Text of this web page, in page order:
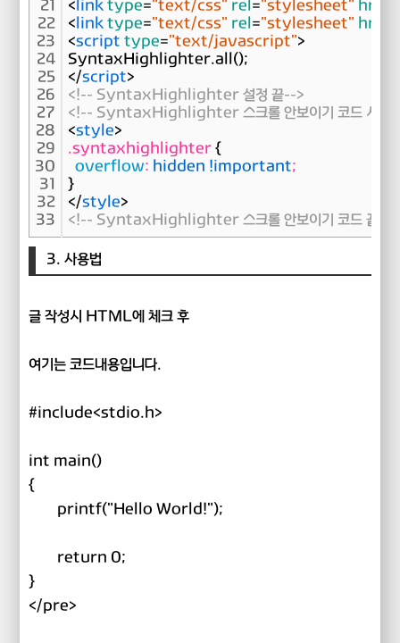
21
22
23
24
25
26
27
28
29
30
31
32
33
< link type="text/css" rel ="stylesheet" href
< link type="text/css" rel ="stylesheet" href
<script type="text/javascript">
SyntaxHighlighter.all();
</script>
<!-- SyntaxHighlighter 설정 끝-->
<!-- SyntaxHighlighter 스크롤 안보이기 코드 시작
<style>
.syntaxhighlighter {
overflow: hidden !important;
}
</style>
<!-- SyntaxHighlighter 스크롤 안보이기 코드 끝 --
3. 사용법
글 작성시 HTML에 체크 후
여기는 코드내용입니다.
#include<stdio.h>
int main()
{
printf("Hello World!");
return 0;
}
</pre>